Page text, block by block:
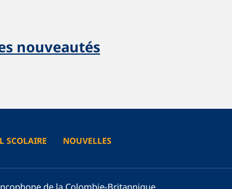
nouveautés
SCOLAIRE NOUVELLES
de la Colombie-Britannique